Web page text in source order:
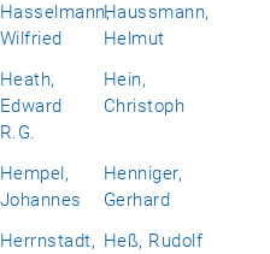
Hasselmann,
Wilfried
Haussmann,
Helmut
Heath,
Edward
R.G.
Hein,
Christoph
Hempel,
Johannes
Henniger,
Gerhard
Herrnstadt, Heß, Rudolf